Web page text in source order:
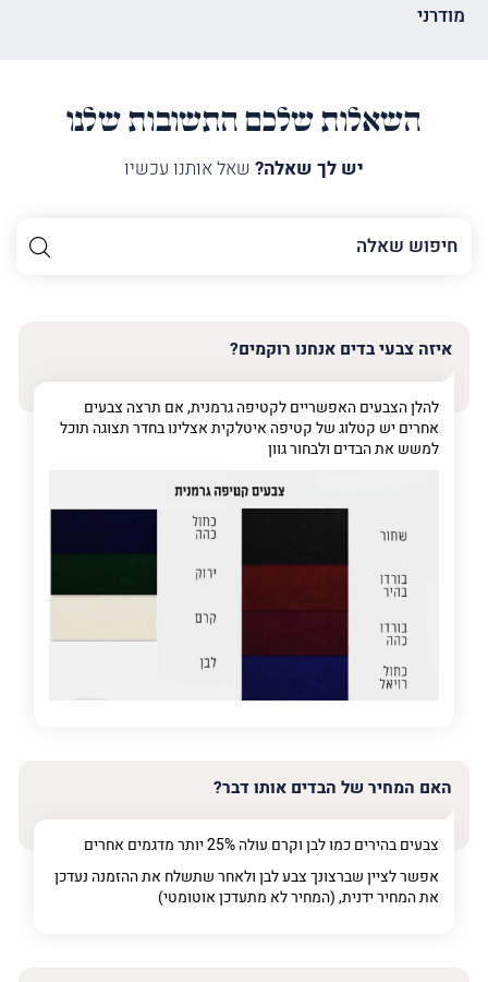
מודרני
השאלות שלכם התשובות שלנו
יש לך שאלה? שאל אותנו עכשיו
השם
שלך
טלפון (חובה)
פרט על מה מדובר
איזה צבעי בדים אנחנו רוקמים?
להלן הצבעים האפשריים לקטיפה גרמנית, אם תרצה צבעים
אחרים יש קטלוג של קטיפה איטלקית אצלינו בחדר תצוגה תוכל
למשש את הבדים ולבחור גוון
האם המחיר של הבדים אותו דבר?
צבעים בהירים כמו לבן וקרם עולה 25% יותר מדגמים אחרים
אפשר לציין שברצונך צבע לבן ולאחר שתשלח את ההזמנה נעדכן
את המחיר ידנית, (המחיר לא מתעדכן אוטומטי)